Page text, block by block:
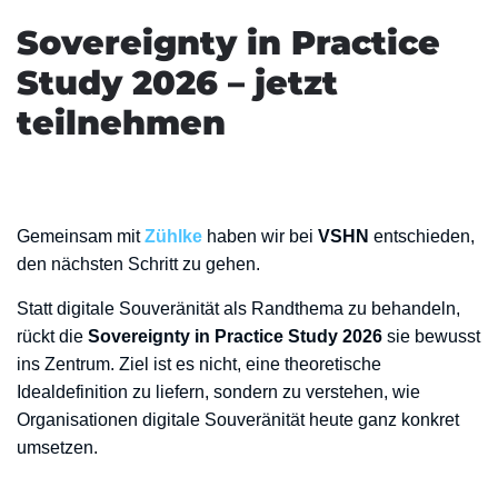
Sovereignty in Practice
Study 2026 – jetzt
teilnehmen
Gemeinsam mitZühlke haben wir bei VSHN entschieden,
den nächsten Schritt zu gehen.
Statt digitale Souveränität als Randthema zu behandeln,
rückt die Sovereignty in Practice Study 2026 sie bewusst
ins Zentrum. Ziel ist es nicht, eine theoretische
Idealdefinition zu liefern, sondern zu verstehen, wie
Organisationen digitale Souveränität heute ganz konkret
umsetzen.